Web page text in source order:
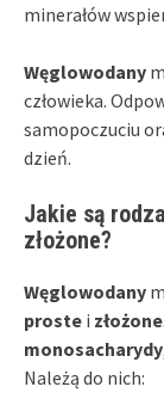
minerałów
Węglowodany
człowieka.
samopoczuciu
dzień.
Jakie są
złożone?
Węglowodany
proste i złożone
monosacharydy
Należą do nich: